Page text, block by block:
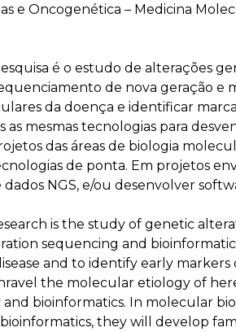
e Oncogenética – Medicina
é o estudo de alterações
de nova geração e
da doença e identificar
as mesmas tecnologias para
das áreas de biologia
de ponta. Em projetos
NGS, e/ou desenvolver
is the study of genetic
sequencing and
and to identify early
the molecular etiology of
bioinformatics. In molecular
they will develop